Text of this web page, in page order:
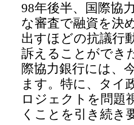
98年後半、国際協
な審査で融資を決
出すほどの抗議行
訴えることができ
際協力銀行には、
ます。特に、タイ
ロジェクトを問題
くことを引き続き